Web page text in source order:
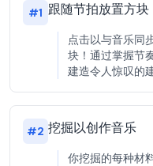
#1 跟随节拍放置方块
点击以与音乐同
块！通过掌握节
建造令人惊叹的
#2 挖掘以创作音乐
你挖掘的每种材